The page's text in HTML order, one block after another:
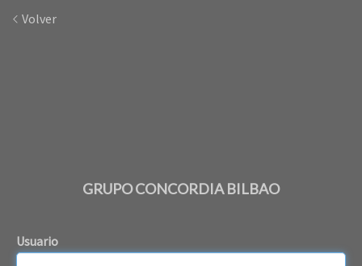
Volver
GRUPO CONCORDIA BILBAO
Usuario